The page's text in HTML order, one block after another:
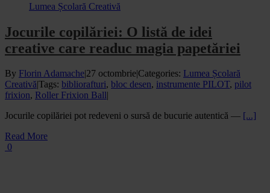
Lumea Școlară Creativă
Jocurile copilăriei: O listă de idei
creative care readuc magia papetăriei
By Florin Adamache|27 octombrie|Categories: Lumea Școlară
Creativă|Tags: bibliorafturi, bloc desen, instrumente PILOT, pilot
frixion, Roller Frixion Ball|
Jocurile copilăriei pot redeveni o sursă de bucurie autentică — [...]
Read More
0